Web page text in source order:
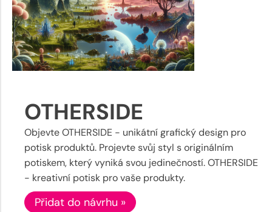
OTHERSIDE
Objevte OTHERSIDE - unikátní grafický design pro
potisk produktů. Projevte svůj styl s originálním
potiskem, který vyniká svou jedinečností. OTHERSIDE
- kreativní potisk pro vaše produkty.
Přidat do návrhu »